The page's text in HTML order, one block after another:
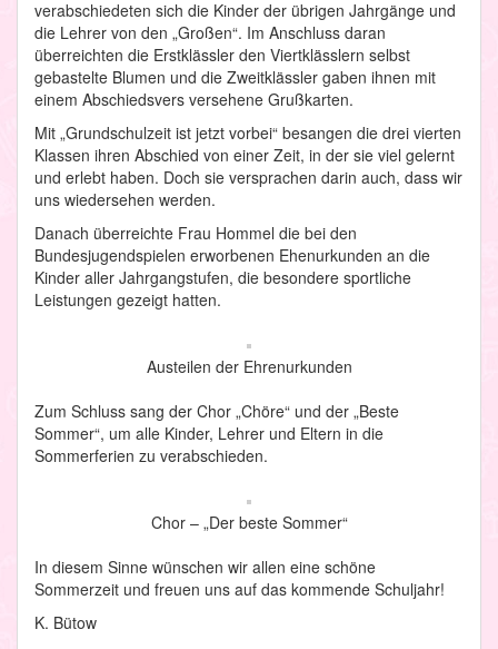
verabschiedeten sich die Kinder der übrigen Jahrgänge und
die Lehrer von den „Großen“. Im Anschluss daran
überreichten die Erstklässler den Viertklässlern selbst
gebastelte Blumen und die Zweitklässler gaben ihnen mit
einem Abschiedsvers versehene Grußkarten.
Mit „Grundschulzeit ist jetzt vorbei“ besangen die drei vierten
Klassen ihren Abschied von einer Zeit, in der sie viel gelernt
und erlebt haben. Doch sie versprachen darin auch, dass wir
uns wiedersehen werden.
Danach überreichte Frau Hommel die bei den
Bundesjugendspielen erworbenen Ehenurkunden an die
Kinder aller Jahrgangstufen, die besondere sportliche
Leistungen gezeigt hatten.
Austeilen der Ehrenurkunden
Zum Schluss sang der Chor „Chöre“ und der „Beste
Sommer“, um alle Kinder, Lehrer und Eltern in die
Sommerferien zu verabschieden.
Chor – „Der beste Sommer“
In diesem Sinne wünschen wir allen eine schöne
Sommerzeit und freuen uns auf das kommende Schuljahr!
K. Bütow